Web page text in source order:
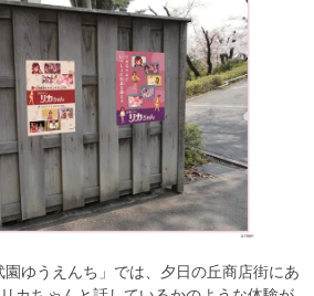
園ゆうえんち」では、夕日の丘商店街にあ